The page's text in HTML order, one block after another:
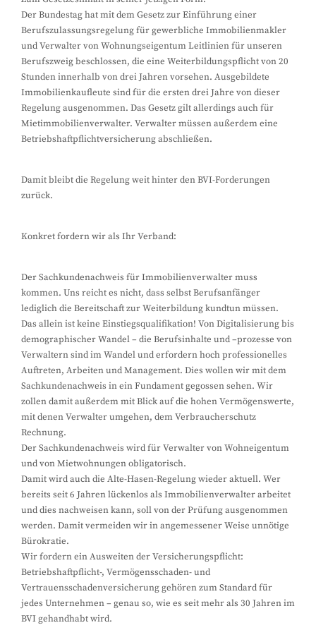
Der Bundestag hat mit dem Gesetz zur Einführung einer
Berufszulassungsregelung für gewerbliche Immobilienmakler
und Verwalter von Wohnungseigentum Leitlinien für unseren
Berufszweig beschlossen, die eine Weiterbildungspflicht von 20
Stunden innerhalb von drei Jahren vorsehen. Ausgebildete
Immobilienkaufleute sind für die ersten drei Jahre von dieser
Regelung ausgenommen. Das Gesetz gilt allerdings auch für
Mietimmobilienverwalter. Verwalter müssen außerdem eine
Betriebshaftpflichtversicherung abschließen.
Damit bleibt die Regelung weit hinter den BVI-Forderungen
zurück.
Konkret fordern wir als Ihr Verband:
Der Sachkundenachweis für Immobilienverwalter muss
kommen. Uns reicht es nicht, dass selbst Berufsanfänger
lediglich die Bereitschaft zur Weiterbildung kundtun müssen.
Das allein ist keine Einstiegsqualifikation! Von Digitalisierung bis
demographischer Wandel – die Berufsinhalte und –prozesse von
Verwaltern sind im Wandel und erfordern hoch professionelles
Auftreten, Arbeiten und Management. Dies wollen wir mit dem
Sachkundenachweis in ein Fundament gegossen sehen. Wir
zollen damit außerdem mit Blick auf die hohen Vermögenswerte,
mit denen Verwalter umgehen, dem Verbraucherschutz
Rechnung.
Der Sachkundenachweis wird für Verwalter von Wohneigentum
und von Mietwohnungen obligatorisch.
Damit wird auch die Alte-Hasen-Regelung wieder aktuell. Wer
bereits seit 6 Jahren lückenlos als Immobilienverwalter arbeitet
und dies nachweisen kann, soll von der Prüfung ausgenommen
werden. Damit vermeiden wir in angemessener Weise unnötige
Bürokratie.
Wir fordern ein Ausweiten der Versicherungspflicht:
Betriebshaftpflicht-, Vermögensschaden- und
Vertrauensschadenversicherung gehören zum Standard für
jedes Unternehmen – genau so, wie es seit mehr als 30 Jahren im
BVI gehandhabt wird.